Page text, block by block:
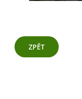
ZPĚT